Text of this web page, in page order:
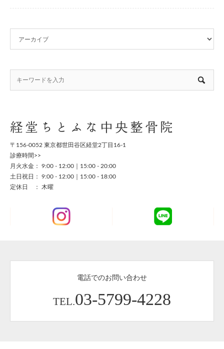
経堂ちとふな中央整骨院
〒156-0052 東京都世田谷区経堂2丁目16-1
診療時間>>
月火水金： 9:00 - 12:00｜15:00 - 20:00
土日祝日： 9:00 - 12:00｜15:00 - 18:00
定休日 ： 木曜
電話でのお問い合わせ
TEL.03-5799-4228